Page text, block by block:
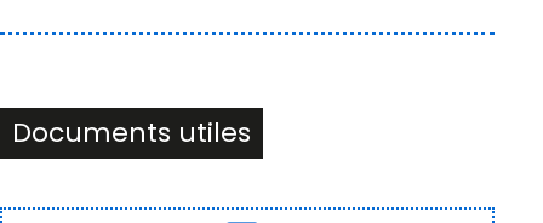
Documents utiles